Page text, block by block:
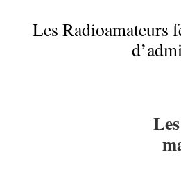
Les Radioamateurs